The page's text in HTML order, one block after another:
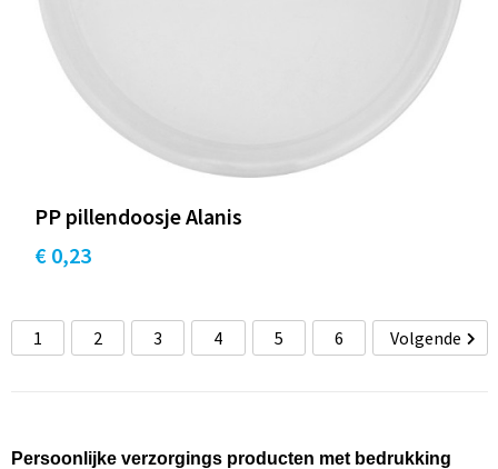
PP pillendoosje Alanis
€ 0,23
1 2 3 4 5 6 Volgende
Persoonlijke verzorgings producten met bedrukking